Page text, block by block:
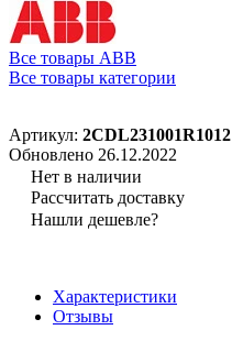
Все товары ABB
Все товары категории
Артикул: 2CDL231001R1012
Обновлено 26.12.2022
Нет в наличии
Рассчитать доставку
Нашли дешевле?
Характеристики
Отзывы